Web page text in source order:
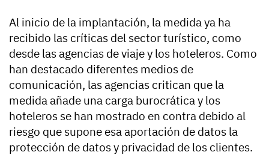
Al inicio de la implantación, la medida ya ha
recibido las críticas del sector turístico, como
desde las agencias de viaje y los hoteleros. Como
han destacado diferentes medios de
comunicación, las agencias critican que la
medida añade una carga burocrática y los
hoteleros se han mostrado en contra debido al
riesgo que supone esa aportación de datos la
protección de datos y privacidad de los clientes.